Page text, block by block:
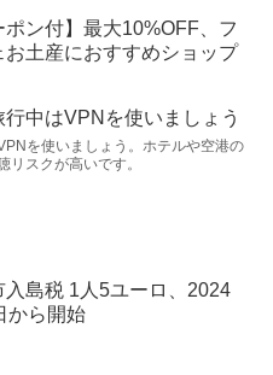
ポン付】最大10%OFF、フ
お土産におすすめショップ
行中はVPNを使いましょう
を使いましょう。ホテルや空港の
リスクが高いです。
入島税 1人5ユーロ、2024
から開始